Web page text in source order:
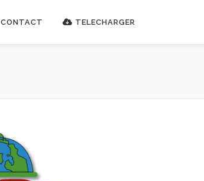
CONTACT TELECHARGER